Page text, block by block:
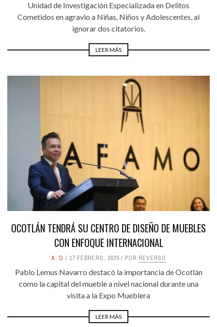
Unidad de Investigación Especializada en Delitos
Cometidos en agravio a Niñas, Niños y Adolescentes, al
ignorar dos citatorios.
LEER MÁS
OCOTLÁN TENDRÁ SU CENTRO DE DISEÑO DE MUEBLES
CON ENFOQUE INTERNACIONAL
A, D 17 FEBRERO, 2025 POR REVERSO
Pablo Lemus Navarro destacó la importancia de Ocotlán
como la capital del mueble a nivel nacional durante una
visita a la Expo Mueblera
LEER MÁS